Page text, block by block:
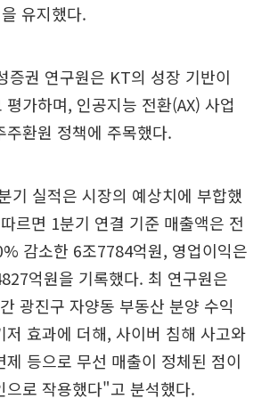
유지했다.
증권 연구원은 KT의 성장 기반이
가하며, 인공지능 전환(AX) 사업
주환원 정책에 주목했다.
기 실적은 시장의 예상치에 부합했
르면 1분기 연결 기준 매출액은 전
감소한 6조7784억원, 영업이익은
억원을 기록했다. 최 연구원은
광진구 자양동 부동산 분양 수익
저 효과에 더해, 사이버 침해 사고와
제 등으로 무선 매출이 정체된 점이
으로 작용했다"고 분석했다.